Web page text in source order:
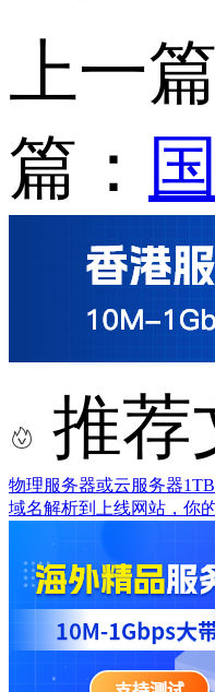
上一篇
篇：
推荐
物理服务器或云服务器
域名解析到上线网站，你